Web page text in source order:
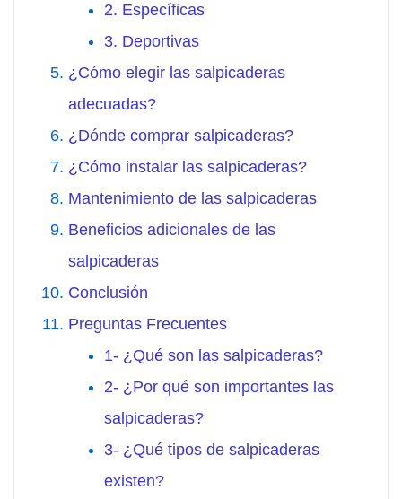
2. Específicas
3. Deportivas
¿Cómo elegir las salpicaderas
adecuadas?
¿Dónde comprar salpicaderas?
¿Cómo instalar las salpicaderas?
Mantenimiento de las salpicaderas
Beneficios adicionales de las
salpicaderas
Conclusión
Preguntas Frecuentes
1- ¿Qué son las salpicaderas?
2- ¿Por qué son importantes las
salpicaderas?
3- ¿Qué tipos de salpicaderas
existen?